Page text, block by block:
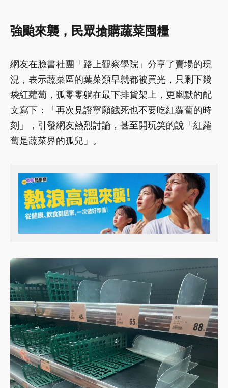
強颱來襲，民眾搶購蔬菜囤糧
網友在臉書社團「路上觀察學院」分享了賣場的現
況，表示蔬菜區的葉菜類早就都被買光，只剩下幾
袋紅蘿蔔，孤零零躺在最下排貨架上，更幽默的配
文寫下：「再次見證寧願餓死也不要吃紅蘿蔔的時
刻」，引發網友熱烈討論，甚至開玩笑的說「紅蘿
蔔是蔬菜界的孤兒」。